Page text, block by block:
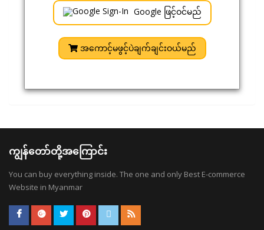
Google ဖြင့်ဝင်မည်
အကောင့်မဖွင့်ပဲချက်ချင်းဝယ်မည်
ကျွန်တော်တို့အကြောင်း
You can buy everything inside. The one and only Best E-commerce
Website in Myanmar